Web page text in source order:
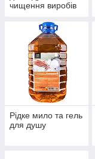
чищення виробів
та кольорових
металів
Рідке мило та гель
для душу